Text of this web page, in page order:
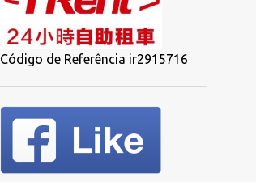
Código de Referência ir2915716